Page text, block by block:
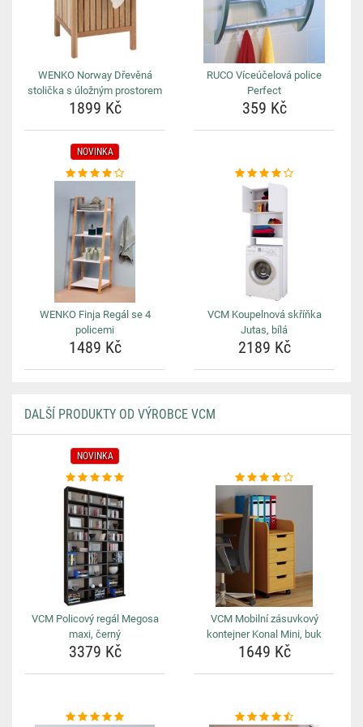
WENKO Norway Dřevěná
stolička s úložným prostorem
1899 Kč
RUCO Víceúčelová police
Perfect
359 Kč
NOVINKA
WENKO Finja Regál se 4
policemi
1489 Kč
VCM Koupelnová skříňka
Jutas, bílá
2189 Kč
DALŠÍ PRODUKTY OD VÝROBCE VCM
NOVINKA
VCM Policový regál Megosa
maxi, černý
3379 Kč
VCM Mobilní zásuvkový
kontejner Konal Mini, buk
1649 Kč